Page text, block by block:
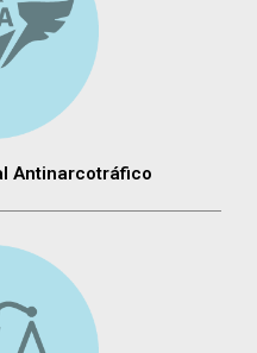
Antinarcotráfico